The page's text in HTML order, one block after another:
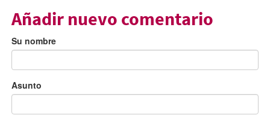
Añadir nuevo comentario
Su nombre
Asunto